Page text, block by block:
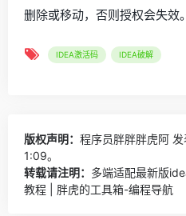
删除或移动，否则授权会失效。
IDEA激活码 IDEA破解
版权声明： 程序员胖胖胖虎阿
1:09。
转载请注明： 多端适配最新版
教程 | 胖虎的工具箱-编程导航